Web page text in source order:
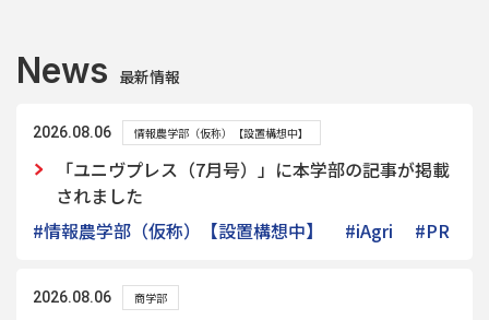
News 最新情報
2026.08.06 情報農学部（仮称）【設置構想中】
「ユニヴプレス（7月号）」に本学部の記事が掲載
されました
#情報農学部（仮称）【設置構想中】
#iAgri #PR
2026.08.06 商学部